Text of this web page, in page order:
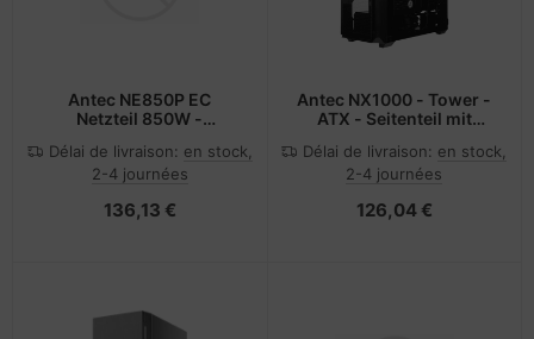
Antec NE850P EC
Netzteil 850W -
Délai de livraison: en stock,
2-4 journées
136,13 €
Antec NX1000 - Tower -
ATX - Seitenteil mit
Glas)
Délai de livraison: en stock,
2-4 journées
126,04 €